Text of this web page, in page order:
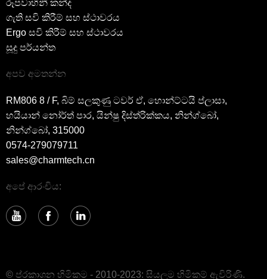
රූපවාහිනී කන්ද
ගැති සවි කිරීම් සහ ස්ථාවරය
Ergo සවි කිරීම් සහ ස්ථාවරය
සූදු පර්යන්ත
අපව අමතන්න
RM806 8 / F, බිම් සලකුණු ටවර් ඒ, හොන්ට්ටයි ප්ලාසා,
හයියාන් නෝර්ත් පාර, යින්ෂු දිස්ත්රික්කය, නින්ග්බෝ,
නින්ග්බෝ, 315000
0574-279079711
sales@charmtech.cn
අපේ ආරංචිය:
© ප්රකාශන හිමිකම - 2010-2023: සියලුම හිමිකම් ඇවිරිණි.